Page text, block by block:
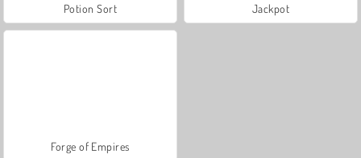
Potion Sort Jackpot
Forge of Empires